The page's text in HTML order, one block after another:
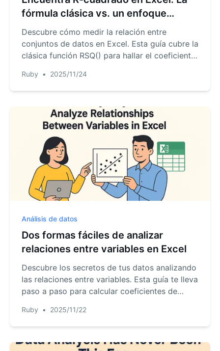
fórmula clásica vs. un enfoque
moderno con IA
Descubre cómo medir la relación entre
conjuntos de datos en Excel. Esta guía cubre la
clásica función RSQ() para hallar el coeficiente
revolucionaria con IA para obtener análisis,
gráficos e información al instante sin fórmulas
Ruby • 2025/11/24
Análisis de datos
Dos formas fáciles de analizar
relaciones entre variables en Excel
Descubre los secretos de tus datos analizando
las relaciones entre variables. Esta guía te lleva
paso a paso para calcular coeficientes de
clásica CORREL() como una herramienta de IA
de vanguardia. Descubre qué método es el
Ruby • 2025/11/22